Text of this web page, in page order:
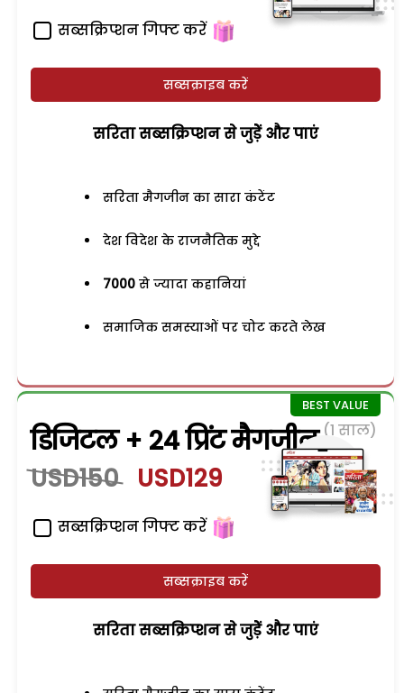
सब्सक्रिप्शन गिफ्ट करें
सब्सक्राइब करें
सरिता सब्सक्रिप्शन से जुड़ेें और पाएं
सरिता मैगजीन का सारा कंटेंट
देश विदेश के राजनैतिक मुद्दे
7000 से ज्यादा कहानियां
समाजिक समस्याओं पर चोट करते लेख
डिजिटल + 24 प्रिंट मैगजीन (1 साल)
USD150 USD129
सब्सक्रिप्शन गिफ्ट करें
सब्सक्राइब करें
सरिता सब्सक्रिप्शन से जुड़ेें और पाएं